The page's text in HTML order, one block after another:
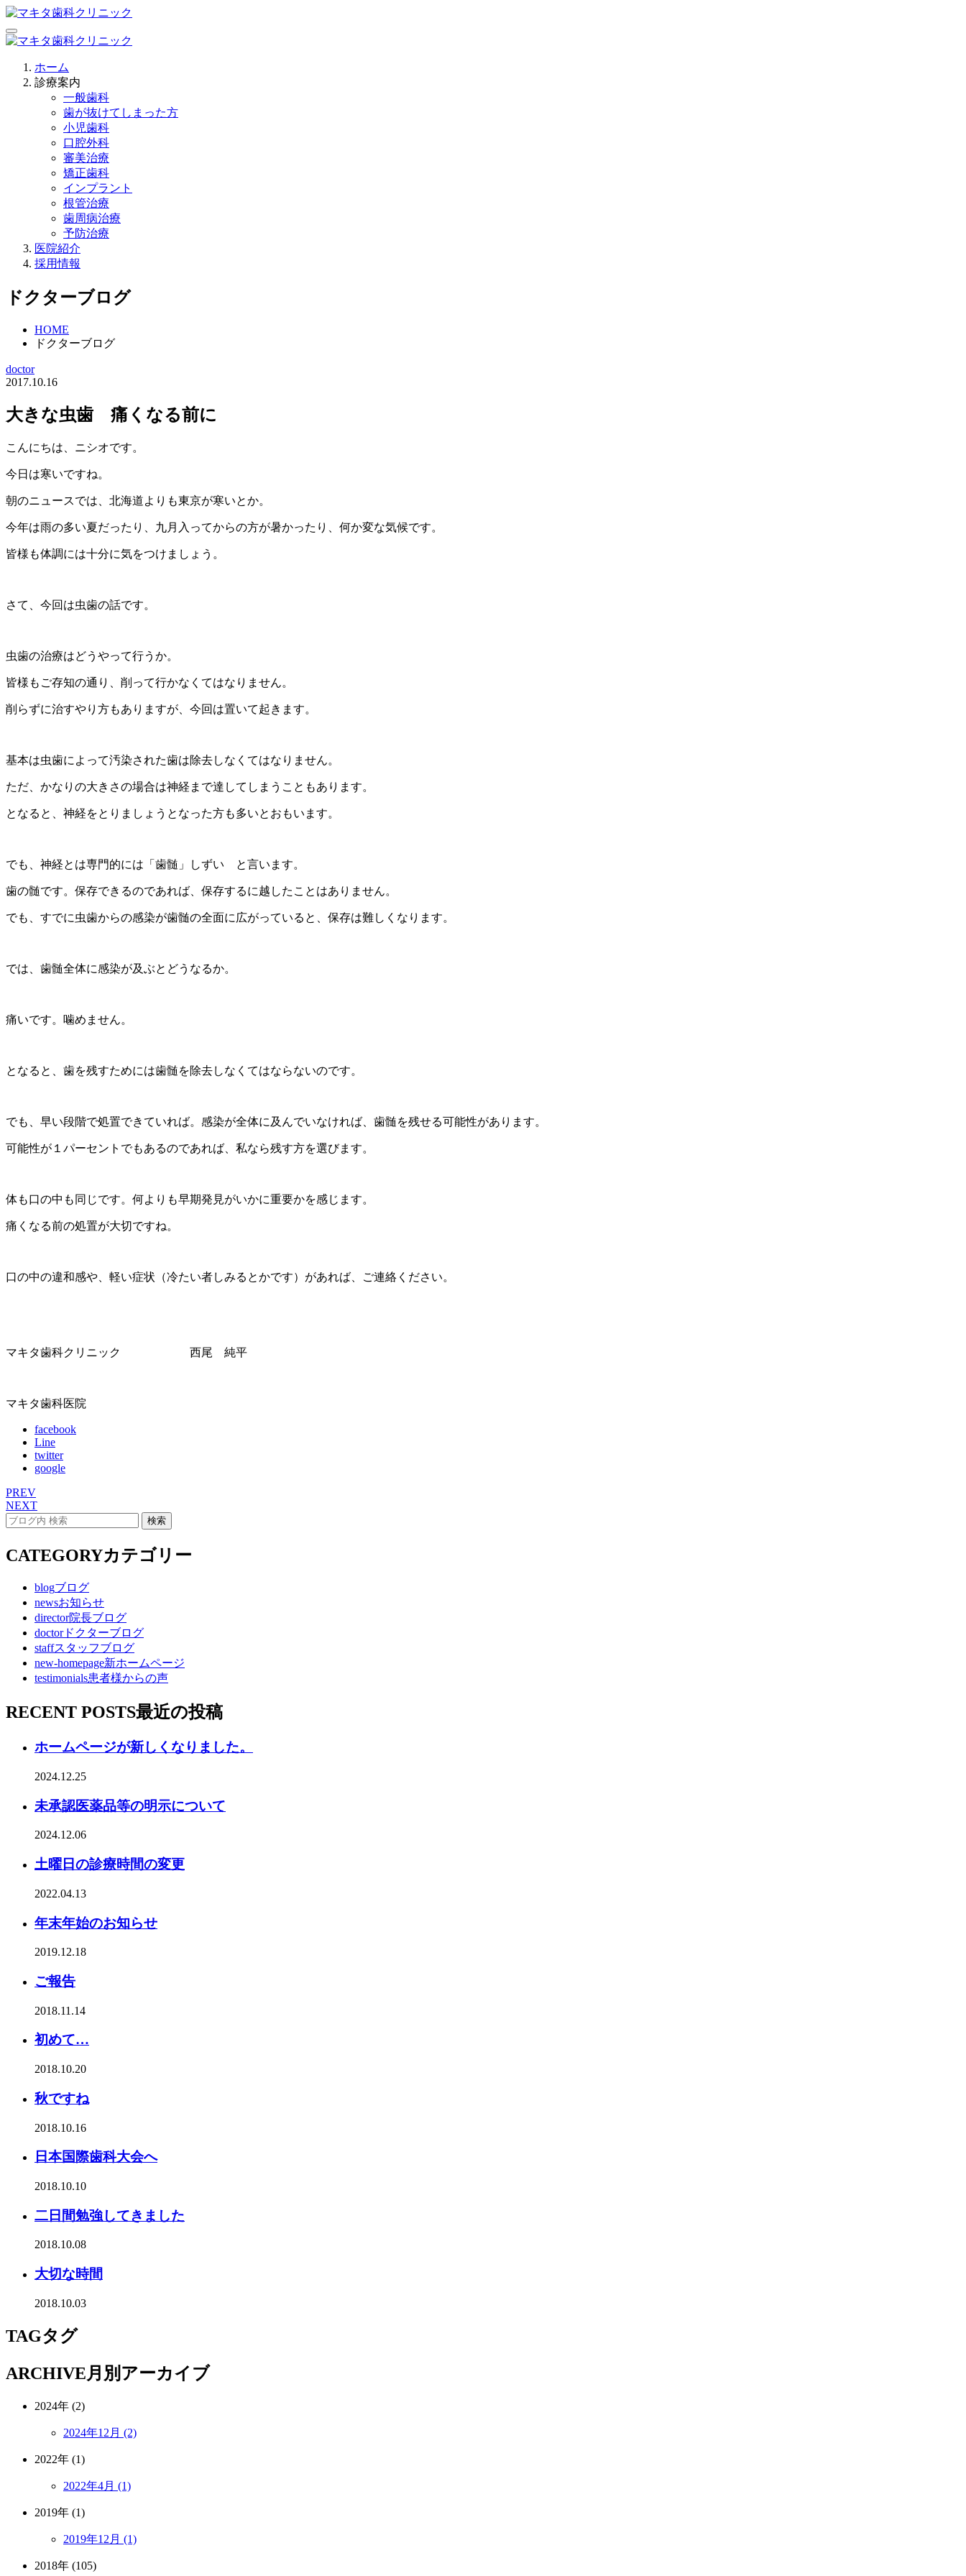
ホーム
診療案内
一般歯科
歯が抜けてしまった方
小児歯科
口腔外科
審美治療
矯正歯科
インプラント
根管治療
歯周病治療
予防治療
医院紹介
採用情報
ドクターブログ
HOME
ドクターブログ
doctor
2017.10.16
大きな虫歯 痛くなる前に
こんにちは、ニシオです。
今日は寒いですね。
朝のニュースでは、北海道よりも東京が寒いとか。
今年は雨の多い夏だったり、九月入ってからの方が暑かったり、何か変な気候です。
皆様も体調には十分に気をつけましょう。
さて、今回は虫歯の話です。
虫歯の治療はどうやって行うか。
皆様もご存知の通り、削って行かなくてはなりません。
削らずに治すやり方もありますが、今回は置いて起きます。
基本は虫歯によって汚染された歯は除去しなくてはなりません。
ただ、かなりの大きさの場合は神経まで達してしまうこともあります。
となると、神経をとりましょうとなった方も多いとおもいます。
でも、神経とは専門的には「歯髄」しずい と言います。
歯の髄です。保存できるのであれば、保存するに越したことはありません。
でも、すでに虫歯からの感染が歯髄の全面に広がっていると、保存は難しくなります。
では、歯髄全体に感染が及ぶとどうなるか。
痛いです。噛めません。
となると、歯を残すためには歯髄を除去しなくてはならないのです。
でも、早い段階で処置できていれば。感染が全体に及んでいなければ、歯髄を残せる可能性があります。
可能性が１パーセントでもあるのであれば、私なら残す方を選びます。
体も口の中も同じです。何よりも早期発見がいかに重要かを感じます。
痛くなる前の処置が大切ですね。
口の中の違和感や、軽い症状（冷たい者しみるとかです）があれば、ご連絡ください。
マキタ歯科クリニック 西尾 純平
マキタ歯科医院
facebook
Line
twitter
google
PREV
NEXT
CATEGORYカテゴリー
blogブログ
newsお知らせ
director院長ブログ
doctorドクターブログ
staffスタッフブログ
new-homepage新ホームページ
testimonials患者様からの声
RECENT POSTS最近の投稿
ホームページが新しくなりました。
2024.12.25
未承認医薬品等の明示について
2024.12.06
土曜日の診療時間の変更
2022.04.13
年末年始のお知らせ
2019.12.18
ご報告
2018.11.14
初めて…
2018.10.20
秋ですね
2018.10.16
日本国際歯科大会へ
2018.10.10
二日間勉強してきました
2018.10.08
大切な時間
2018.10.03
TAGタグ
ARCHIVE月別アーカイブ
2024年 (2)
2024年12月 (2)
2022年 (1)
2022年4月 (1)
2019年 (1)
2019年12月 (1)
2018年 (105)